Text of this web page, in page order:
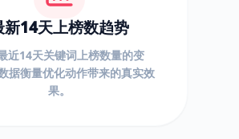
新14天上榜数趋势
近14天关键词上榜数量的变
据衡量优化动作带来的真实效
果。